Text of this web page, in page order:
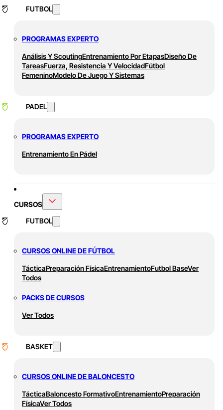
FUTBOL
PROGRAMAS EXPERTO
Análisis Y ScoutingEntrenamiento Por EtapasDiseño De
TareasFuerza, Resistencia Y VelocidadFútbol
FemeninoModelo De Juego Y Sistemas
PADEL
PROGRAMAS EXPERTO
Entrenamiento En Pádel
CURSOS
FUTBOL
CURSOS ONLINE DE FÚTBOL
TácticaPreparación FísicaEntrenamientoFutbol BaseVer
Todos
PACKS DE CURSOS
Ver Todos
BASKET
CURSOS ONLINE DE BALONCESTO
TácticaBaloncesto FormativoEntrenamientoPreparación
FísicaVer Todos